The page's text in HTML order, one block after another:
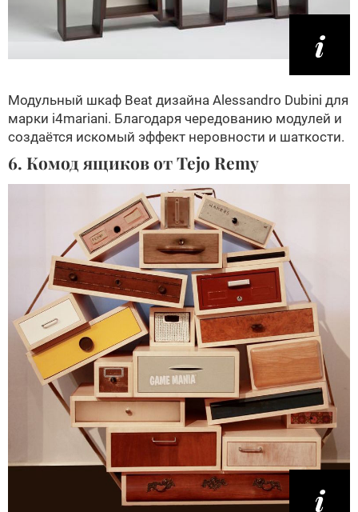
Модульный шкаф Beat дизайна Alessandro Dubini для
марки i4mariani. Благодаря чередованию модулей и
создаётся искомый эффект неровности и шаткости.
6. Комод ящиков от Tejo Remy